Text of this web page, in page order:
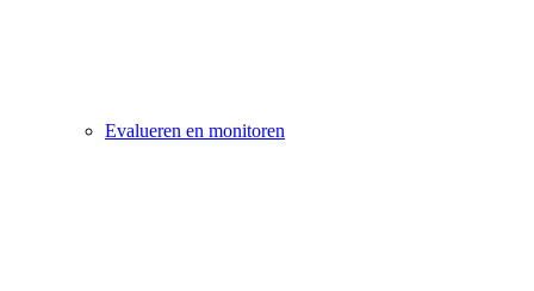
Evalueren en monitoren